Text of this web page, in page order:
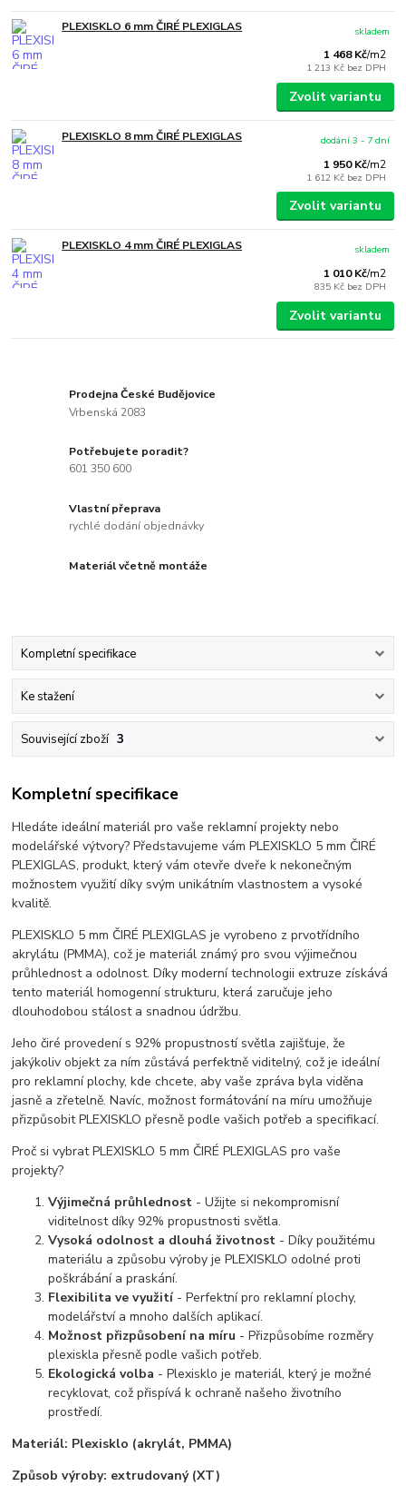
PLEXISKLO 6 mm ČIRÉ PLEXIGLAS
1 468 Kč/m2
1 213 Kč bez DPH
skladem
Zvolit variantu
PLEXISKLO 8 mm ČIRÉ PLEXIGLAS
1 950 Kč/m2
1 612 Kč bez DPH
dodání 3 - 7 dní
Zvolit variantu
PLEXISKLO 4 mm ČIRÉ PLEXIGLAS
1 010 Kč/m2
835 Kč bez DPH
skladem
Zvolit variantu
Prodejna České Budějovice
Vrbenská 2083
Potřebujete poradit?
601 350 600
Vlastní přeprava
rychlé dodání objednávky
Materiál včetně montáže
Kompletní specifikace
Ke stažení
Související zboží 3
Kompletní specifikace
Hledáte ideální materiál pro vaše reklamní projekty nebo
modelářské výtvory? Představujeme vám PLEXISKLO 5 mm ČIRÉ
PLEXIGLAS, produkt, který vám otevře dveře k nekonečným
možnostem využití díky svým unikátním vlastnostem a vysoké
kvalitě.
PLEXISKLO 5 mm ČIRÉ PLEXIGLAS je vyrobeno z prvotřídního
akrylátu (PMMA), což je materiál známý pro svou výjimečnou
průhlednost a odolnost. Díky moderní technologii extruze získává
tento materiál homogenní strukturu, která zaručuje jeho
dlouhodobou stálost a snadnou údržbu.
Jeho čiré provedení s 92% propustností světla zajišťuje, že
jakýkoliv objekt za ním zůstává perfektně viditelný, což je ideální
pro reklamní plochy, kde chcete, aby vaše zpráva byla viděna
jasně a zřetelně. Navíc, možnost formátování na míru umožňuje
přizpůsobit PLEXISKLO přesně podle vašich potřeb a specifikací.
Proč si vybrat PLEXISKLO 5 mm ČIRÉ PLEXIGLAS pro vaše
projekty?
Výjimečná průhlednost - Užijte si nekompromisní
viditelnost díky 92% propustnosti světla.
Vysoká odolnost a dlouhá životnost - Díky použitému
materiálu a způsobu výroby je PLEXISKLO odolné proti
poškrábání a praskání.
Flexibilita ve využití- Perfektní pro reklamní plochy,
modelářství a mnoho dalších aplikací.
Možnost přizpůsobení na míru - Přizpůsobíme rozměry
plexiskla přesně podle vašich potřeb.
Ekologická volba - Plexisklo je materiál, který je možné
recyklovat, což přispívá k ochraně našeho životního
prostředí.
Materiál: Plexisklo (akrylát, PMMA)
Způsob výroby: extrudovaný (XT)